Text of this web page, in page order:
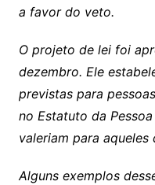
a favor do veto.
O projeto de lei foi
dezembro. Ele
previstas para
no Estatuto da
valeriam para aqueles
Alguns exemplos